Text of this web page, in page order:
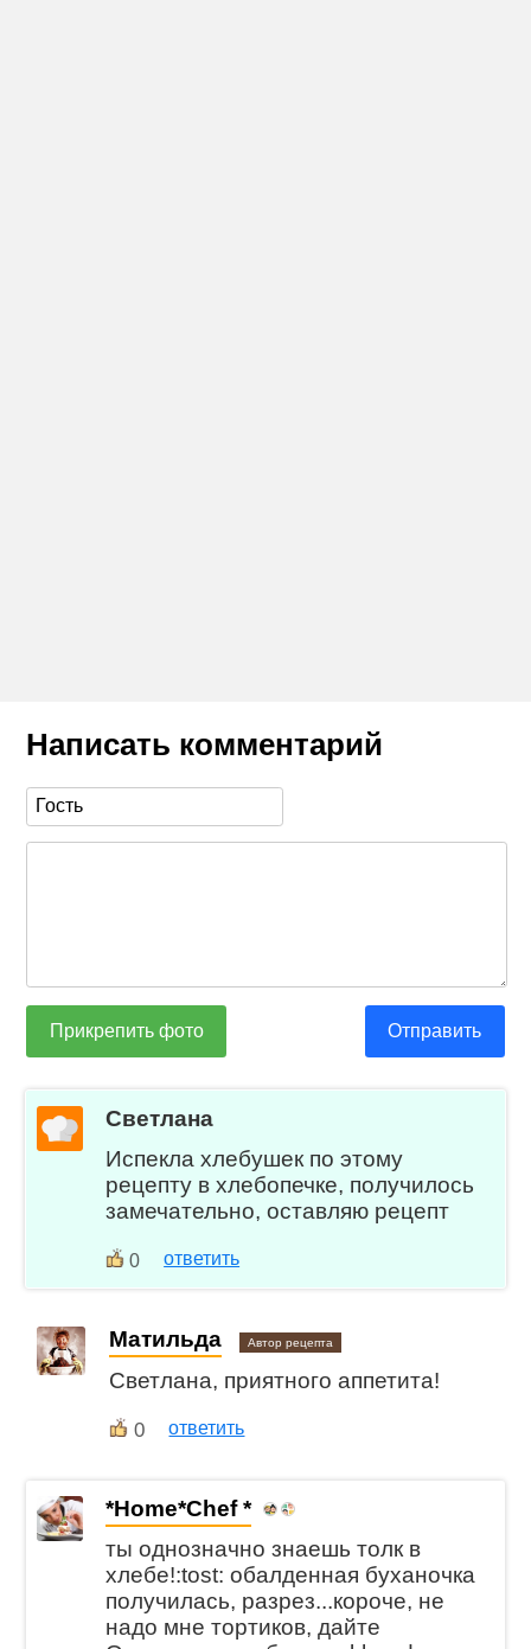
Написать комментарий
Прикрепить фото Отправить
Светлана
Испекла хлебушек по этому
рецепту в хлебопечке, получилось
замечательно, оставляю рецепт
0 ответить
Матильда Автор рецепта
Светлана, приятного аппетита!
0 ответить
*Home*Chef *
ты однозначно знаешь толк в
хлебе!:tost: обалденная буханочка
получилась, разрез...короче, не
надо мне тортиков, дайте